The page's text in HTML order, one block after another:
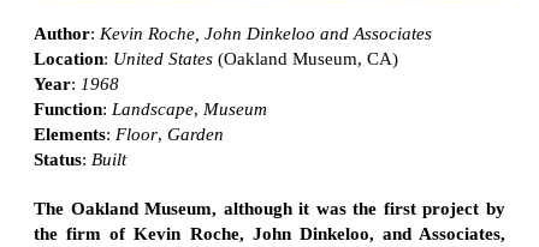
Author: Kevin Roche, John Dinkeloo and Associates
Location: United States (Oakland Museum, CA)
Year: 1968
Function: Landscape, Museum
Elements: Floor, Garden
Status: Built
The Oakland Museum, although it was the first project by
the firm of Kevin Roche, John Dinkeloo, and Associates,